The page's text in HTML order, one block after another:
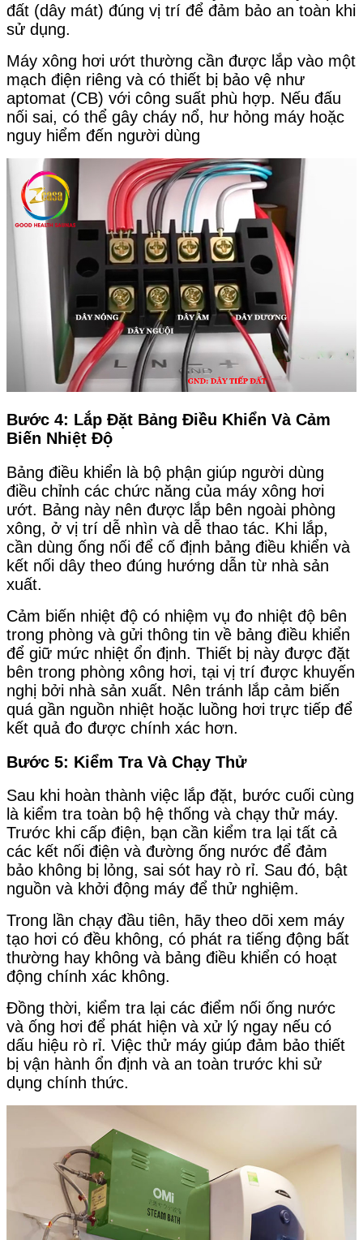
đất (dây mát) đúng vị trí để đảm bảo an toàn khi
sử dụng.
Máy xông hơi ướt thường cần được lắp vào một
mạch điện riêng và có thiết bị bảo vệ như
aptomat (CB) với công suất phù hợp. Nếu đấu
nối sai, có thể gây cháy nổ, hư hỏng máy hoặc
nguy hiểm đến người dùng
Bước 4: Lắp Đặt Bảng Điều Khiển Và Cảm
Biến Nhiệt Độ
Bảng điều khiển là bộ phận giúp người dùng
điều chỉnh các chức năng của máy xông hơi
ướt. Bảng này nên được lắp bên ngoài phòng
xông, ở vị trí dễ nhìn và dễ thao tác. Khi lắp,
cần dùng ống nối để cố định bảng điều khiển và
kết nối dây theo đúng hướng dẫn từ nhà sản
xuất.
Cảm biến nhiệt độ có nhiệm vụ đo nhiệt độ bên
trong phòng và gửi thông tin về bảng điều khiển
để giữ mức nhiệt ổn định. Thiết bị này được đặt
bên trong phòng xông hơi, tại vị trí được khuyến
nghị bởi nhà sản xuất. Nên tránh lắp cảm biến
quá gần nguồn nhiệt hoặc luồng hơi trực tiếp để
kết quả đo được chính xác hơn.
Bước 5: Kiểm Tra Và Chạy Thử
Sau khi hoàn thành việc lắp đặt, bước cuối cùng
là kiểm tra toàn bộ hệ thống và chạy thử máy.
Trước khi cấp điện, bạn cần kiểm tra lại tất cả
các kết nối điện và đường ống nước để đảm
bảo không bị lỏng, sai sót hay rò rỉ. Sau đó, bật
nguồn và khởi động máy để thử nghiệm.
Trong lần chạy đầu tiên, hãy theo dõi xem máy
tạo hơi có đều không, có phát ra tiếng động bất
thường hay không và bảng điều khiển có hoạt
động chính xác không.
Đồng thời, kiểm tra lại các điểm nối ống nước
và ống hơi để phát hiện và xử lý ngay nếu có
dấu hiệu rò rỉ. Việc thử máy giúp đảm bảo thiết
bị vận hành ổn định và an toàn trước khi sử
dụng chính thức.